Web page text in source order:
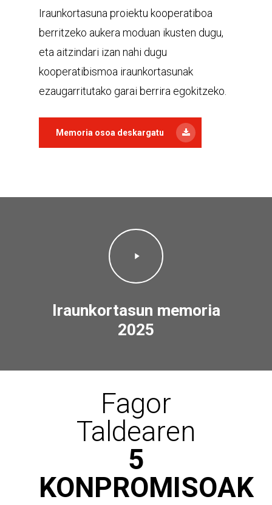
Iraunkortasuna proiektu kooperatiboa
berritzeko aukera moduan ikusten dugu,
eta aitzindari izan nahi dugu
kooperatibismoa iraunkortasunak
ezaugarritutako garai berrira egokitzeko.
Memoria osoa deskargatu
Play
Video
Iraunkortasun memoria
2025
Fagor
Taldearen
5
KONPROMISOAK